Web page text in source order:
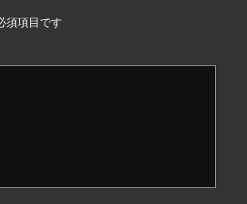
須項目です